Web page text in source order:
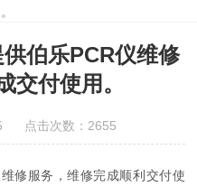
伯乐PCR仪维修
交付使用。
点击次数：2655
修服务，维修完成顺利交付使